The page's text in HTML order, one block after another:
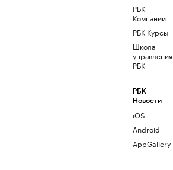
РБК
Компании
РБК Курсы
Школа
управления
РБК
РБК
Новости
iOS
Android
AppGallery